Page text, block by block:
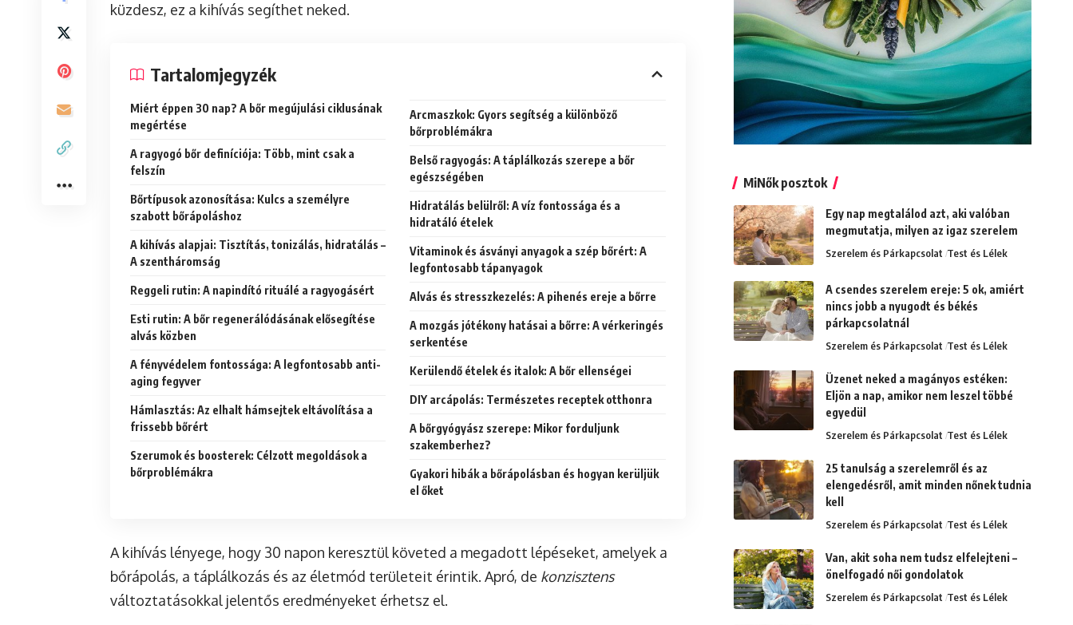
küzdesz, ez a kihívás segíthet neked.
Tartalomjegyzék
Miért éppen 30 nap? A bőr megújulási ciklusának
megértése
A ragyogó bőr definíciója: Több, mint csak a
felszín
Bőrtípusok azonosítása: Kulcs a személyre
szabott bőrápoláshoz
A kihívás alapjai: Tisztítás, tonizálás, hidratálás –
A szentháromság
Reggeli rutin: A napindító rituálé a ragyogásért
Esti rutin: A bőr regenerálódásának elősegítése
alvás közben
A fényvédelem fontossága: A legfontosabb anti-
aging fegyver
Hámlasztás: Az elhalt hámsejtek eltávolítása a
frissebb bőrért
Szerumok és boosterek: Célzott megoldások a
bőrproblémákra
Arcmaszkok: Gyors segítség a különböző
bőrproblémákra
Belső ragyogás: A táplálkozás szerepe a bőr
egészségében
Hidratálás belülről: A víz fontossága és a
hidratáló ételek
Vitaminok és ásványi anyagok a szép bőrért: A
legfontosabb tápanyagok
Alvás és stresszkezelés: A pihenés ereje a bőrre
A mozgás jótékony hatásai a bőrre: A vérkeringés
serkentése
Kerülendő ételek és italok: A bőr ellenségei
DIY arcápolás: Természetes receptek otthonra
A bőrgyógyász szerepe: Mikor forduljunk
szakemberhez?
Gyakori hibák a bőrápolásban és hogyan kerüljük
el őket
A kihívás lényege, hogy 30 napon keresztül követed a megadott lépéseket, amelyek a
bőrápolás, a táplálkozás és az életmód területeit érintik. Apró, de konzisztens
változtatásokkal jelentős eredményeket érhetsz el.
MiNők posztok
Egy nap megtalálod azt, aki valóban
megmutatja, milyen az igaz szerelem
Szerelem és Párkapcsolat Test és Lélek
A csendes szerelem ereje: 5 ok, amiért
nincs jobb a nyugodt és békés
párkapcsolatnál
Szerelem és Párkapcsolat Test és Lélek
Üzenet neked a magányos estéken:
Eljön a nap, amikor nem leszel többé
egyedül
Szerelem és Párkapcsolat Test és Lélek
25 tanulság a szerelemről és az
elengedésről, amit minden nőnek tudnia
kell
Szerelem és Párkapcsolat Test és Lélek
Van, akit soha nem tudsz elfelejteni –
önelfogadó női gondolatok
Szerelem és Párkapcsolat Test és Lélek